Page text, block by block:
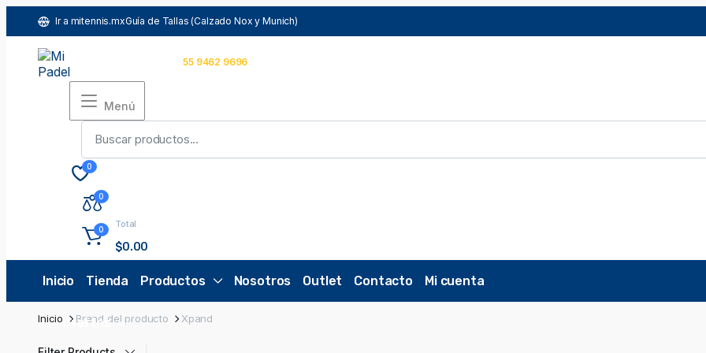
Ir a mitennis.mxGuía de Tallas (Calzado Nox y Munich)
Comunícate con nosotros 55 9462 9696
Menú
0
0
0 Total
$0.00
Inicio Tienda Productos Nosotros Outlet Contacto Mi cuenta
Ofertas
Inicio Brand del producto Xpand